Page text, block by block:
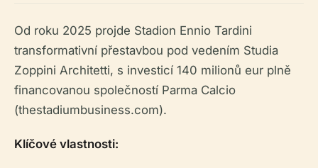
Od roku 2025 projde Stadion Ennio Tardini
transformativní přestavbou pod vedením Studia
Zoppini Architetti, s investicí 140 milionů eur plně
financovanou společností Parma Calcio
(thestadiumbusiness.com).
Klíčové vlastnosti: